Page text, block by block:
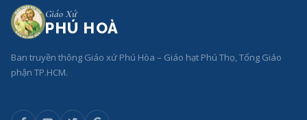
Giáo Xứ
PHÚ HOÀ
Ban truyền thông Giáo xứ Phú Hòa – Giáo hạt Phú Thọ, Tổng Giáo
phận TP.HCM.